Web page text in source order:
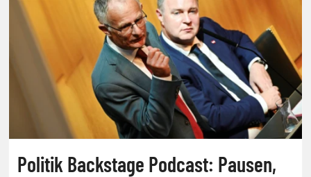
Politik Backstage Podcast: Pausen,